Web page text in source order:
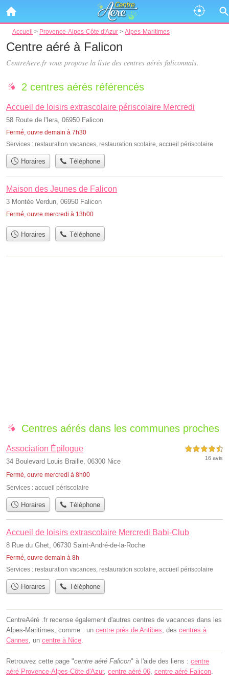
Accueil > Provence-Alpes-Côte d'Azur > Alpes-Maritimes
Centre aéré à Falicon
CentreAere.fr vous propose la liste des centres aérés faliconnais.
2 centres aérés référencés
Accueil de loisirs extrascolaire périscolaire Mercredi
58 Route de l'Iera, 06950 Falicon
Fermé, ouvre demain à 7h30
Services : restauration vacances, restauration scolaire, accueil périscolaire
Horaires Téléphone
Maison des Jeunes de Falicon
3 Montée Verdun, 06950 Falicon
Fermé, ouvre mercredi à 13h00
Horaires Téléphone
Centres aérés dans les communes proches
Association Épilogue
34 Boulevard Louis Braille, 06300 Nice
Fermé, ouvre mercredi à 8h00
4,5 étoiles sur 5
16 avis
Services : accueil périscolaire
Horaires Téléphone
Accueil de loisirs extrascolaire Mercredi Babi-Club
8 Rue du Ghet, 06730 Saint-André-de-la-Roche
Fermé, ouvre demain à 8h
Services : restauration vacances, restauration scolaire, accueil périscolaire
Horaires Téléphone
CentreAéré .fr recense également d'autres centres de vacances dans les
Alpes-Maritimes, comme : un centre près de Antibes , des centres à
Cannes , un centre à Nice
Retrouvez cette page "centre aéré Falicon" à l'aide des liens : centre
aéré Provence-Alpes-Côte d'Azur, centre aéré 06 centre aéré Falicon